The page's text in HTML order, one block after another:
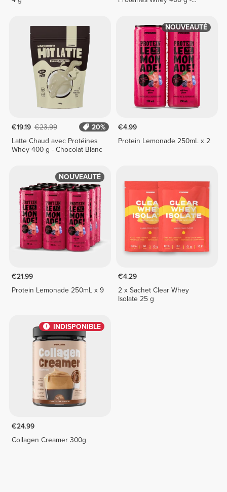
€19.19 €23.99
20%
Latte Chaud avec Protéines
Whey 400 g - Chocolat Blanc
NOUVEAUTÉ
€4.99
Protein Lemonade 250mL x 2
NOUVEAUTÉ
€21.99
Protein Lemonade 250mL x 9
€4.29
2 x Sachet Clear Whey
Isolate 25 g
INDISPONIBLE
€24.99
Collagen Creamer 300g